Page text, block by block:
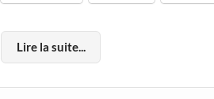
Lire la suite...